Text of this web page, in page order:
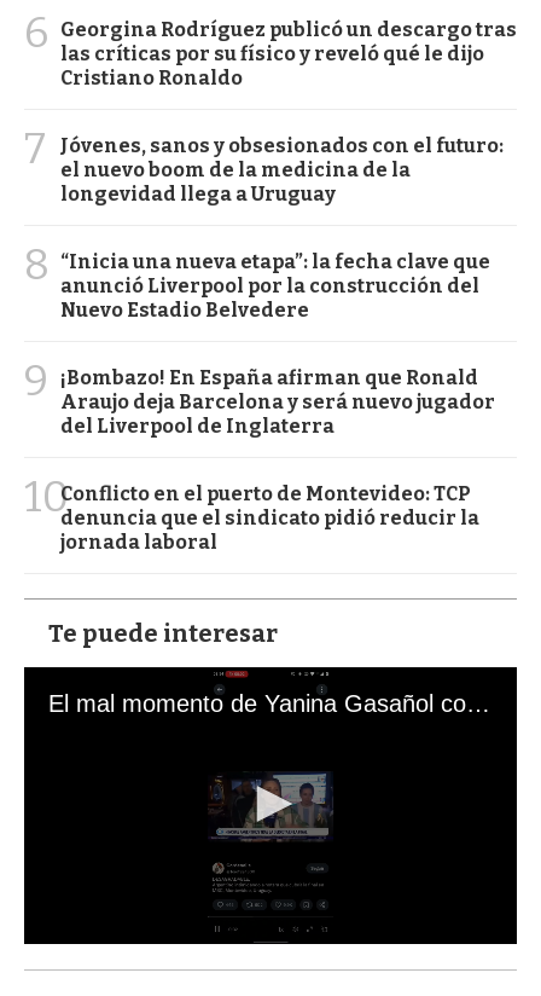
6
Georgina Rodríguez publicó un descargo tras
las críticas por su físico y reveló qué le dijo
Cristiano Ronaldo
7
Jóvenes, sanos y obsesionados con el futuro:
el nuevo boom de la medicina de la
longevidad llega a Uruguay
8
“Inicia una nueva etapa”: la fecha clave que
anunció Liverpool por la construcción del
Nuevo Estadio Belvedere
9
¡Bombazo! En España afirman que Ronald
Araujo deja Barcelona y será nuevo jugador
del Liverpool de Inglaterra
10Conflicto en el puerto de Montevideo: TCP
denuncia que el sindicato pidió reducir la
jornada laboral
Te puede interesar
El mal momento de Yanina Gasañol con un hincha argentino en "Subrayado"
s